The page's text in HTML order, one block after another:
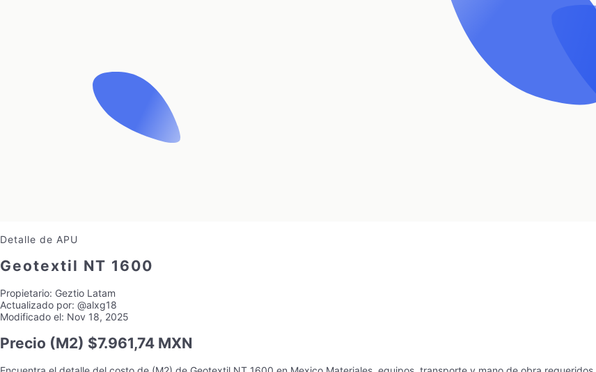
Detalle de APU
Geotextil NT 1600
Propietario: Geztio Latam
Actualizado por: @alxg18
Modificado el: Nov 18, 2025
Precio (M2) $7.961,74 MXN